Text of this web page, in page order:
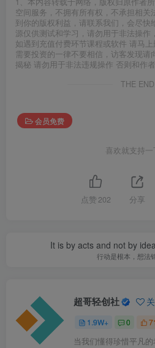
空间服务，不拥有所有权，不承担相
到你的版权利益，请联系我们，会尽快
源仅供测试和学习，请勿用于非法操作
如遇到充值付费环节课程或软件 请马
需要投资的一律不要相信，访客发现请
揭秘 请勿用于非法违规操作 否则和作
THE END
会员免费
喜欢就支持
点赞 202 分享
It is by acts and not by
行动是根本，想法
超哥轻创社
1.9W+ 0